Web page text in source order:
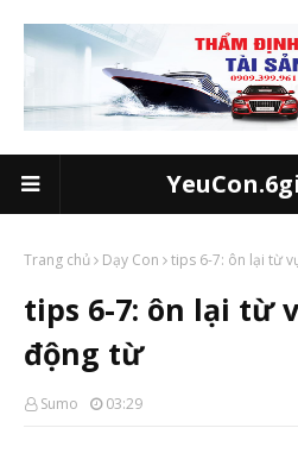
Trang chủ Dạy Con tips 6-7: ôn lại từ
tips 6-7: ôn lại từ
động từ
Sumo 03:29